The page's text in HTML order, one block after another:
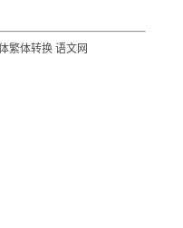
繁体转换 语文网